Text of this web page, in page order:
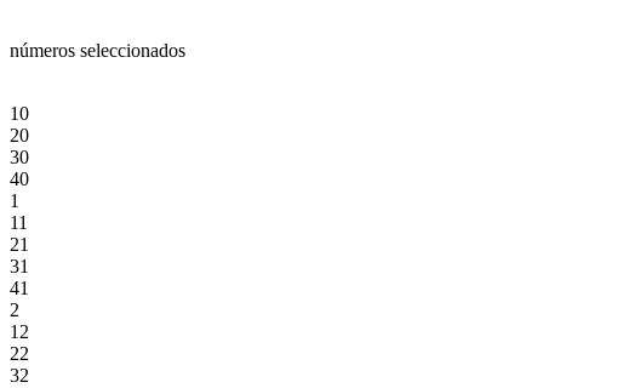
números seleccionados
10
20
30
40
1
11
21
31
41
2
12
22
32